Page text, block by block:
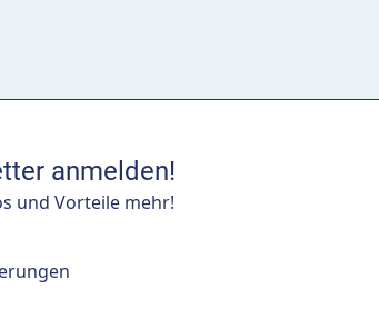
anmelden!
und Vorteile mehr!